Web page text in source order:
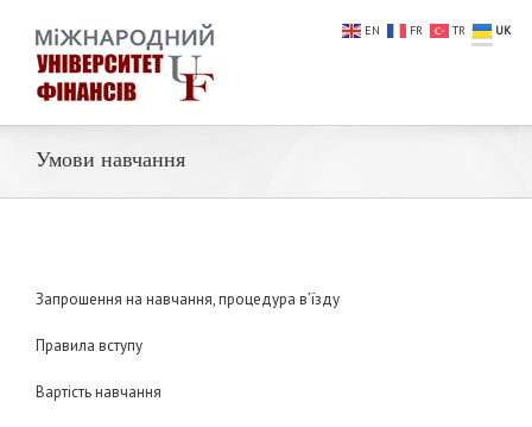
Умови навчання
Запрошення на навчання, процедура в’їзду
Правила вступу
Вартість навчання
EN FR TR UK